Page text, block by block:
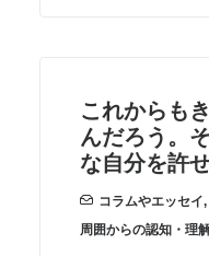
これからも
んだろう。
な自分を許
コラムやエッセイ,
周囲からの認知・理